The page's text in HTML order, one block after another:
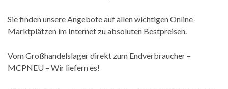
Sie finden unsere Angebote auf allen wichtigen Online-
Marktplätzen im Internet zu absoluten Bestpreisen.
Vom Großhandelslager direkt zum Endverbraucher –
MCPNEU – Wir liefern es!